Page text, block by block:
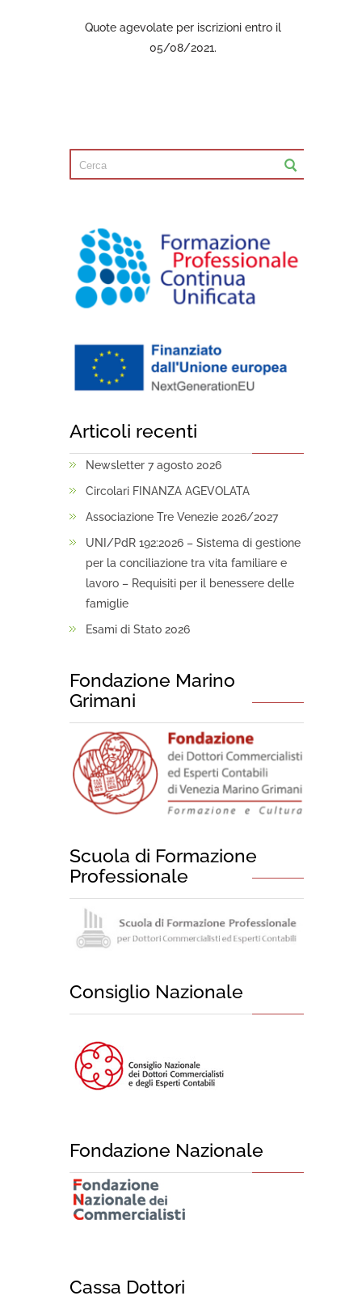
Quote agevolate per iscrizioni entro il
05/08/2021.
Articoli recenti
Newsletter 7 agosto 2026
Circolari FINANZA AGEVOLATA
Associazione Tre Venezie 2026/2027
UNI/PdR 192:2026 – Sistema di gestione
per la conciliazione tra vita familiare e
lavoro – Requisiti per il benessere delle
famiglie
Esami di Stato 2026
Fondazione Marino
Grimani
Scuola di Formazione
Professionale
Consiglio Nazionale
Fondazione Nazionale
Cassa Dottori